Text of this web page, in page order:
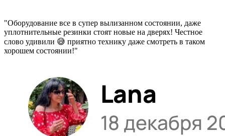
"Оборудование все в супер вылизанном состоянии, даже
уплотнительные резинки стоят новые на дверях! Честное
слово удивили 😅 приятно технику даже смотреть в таком
хорошем состоянии!"